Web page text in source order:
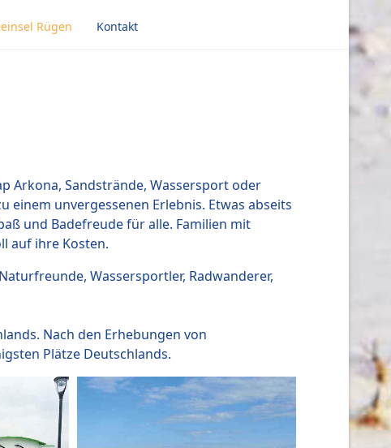
Rügen Kontakt
Arkona, Sandstrände, Wassersport oder
einem unvergessenen Erlebnis. Etwas abseits
und Badefreude für alle. Familien mit
auf ihre Kosten.
Wassersportler, Radwanderer,
Nach den Erhebungen von
Plätze Deutschlands.